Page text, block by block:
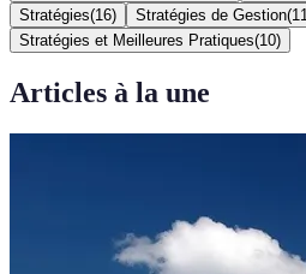
Stratégies(16) Stratégies de Gestion(11
Stratégies et Meilleures Pratiques(10)
Articles à la une